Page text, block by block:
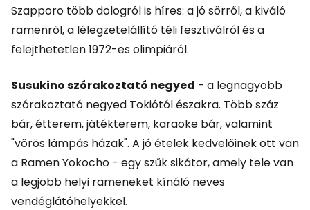
Szapporo több dologról is híres: a jó sörről, a kiváló
ramenről, a lélegzetelállító téli fesztiválról és a
felejthetetlen 1972-es olimpiáról.
Susukino szórakoztató negyed - a legnagyobb
szórakoztató negyed Tokiótól északra. Több száz
bár, étterem, játékterem, karaoke bár, valamint
"vörös lámpás házak". A jó ételek kedvelőinek ott van
a Ramen Yokocho - egy szűk sikátor, amely tele van
a legjobb helyi rameneket kínáló neves
vendéglátóhelyekkel.